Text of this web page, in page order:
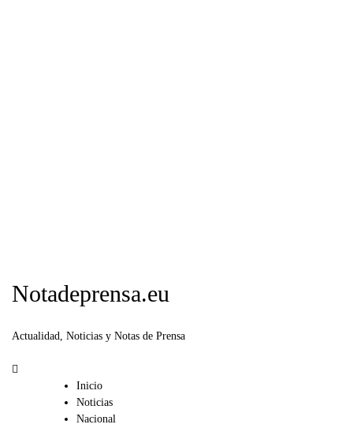
Notadeprensa.eu
Actualidad, Noticias y Notas de Prensa
Inicio
Noticias
Nacional